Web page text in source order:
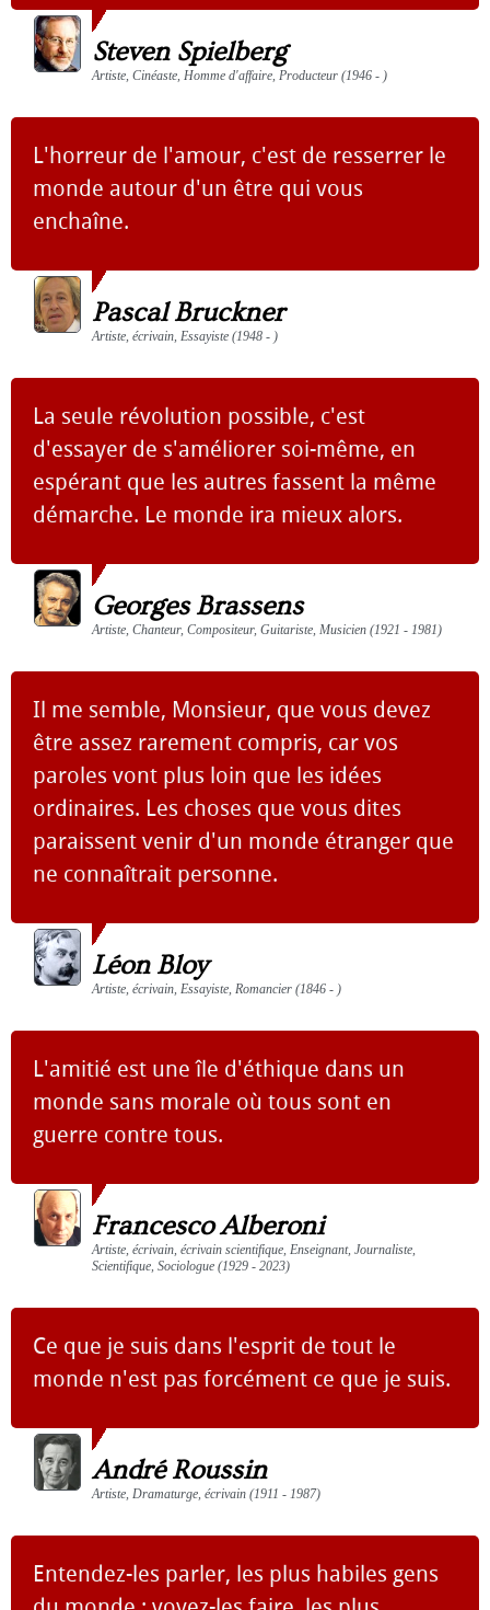
Steven Spielberg
Artiste, Cinéaste, Homme d'affaire, Producteur (1946 - )
L'horreur de l'amour, c'est de resserrer le
monde autour d'un être qui vous
enchaîne.
Pascal Bruckner
Artiste, écrivain, Essayiste (1948 - )
La seule révolution possible, c'est
d'essayer de s'améliorer soi-même, en
espérant que les autres fassent la même
démarche. Le monde ira mieux alors.
Georges Brassens
Artiste, Chanteur, Compositeur, Guitariste, Musicien (1921 - 1981)
Il me semble, Monsieur, que vous devez
être assez rarement compris, car vos
paroles vont plus loin que les idées
ordinaires. Les choses que vous dites
paraissent venir d'un monde étranger que
ne connaîtrait personne.
Léon Bloy
Artiste, écrivain, Essayiste, Romancier (1846 - )
L'amitié est une île d'éthique dans un
monde sans morale où tous sont en
guerre contre tous.
Francesco Alberoni
Artiste, écrivain, écrivain scientifique, Enseignant, Journaliste,
Scientifique, Sociologue (1929 - 2023)
Ce que je suis dans l'esprit de tout le
monde n'est pas forcément ce que je suis.
André Roussin
Artiste, Dramaturge, écrivain (1911 - 1987)
Entendez-les parler, les plus habiles gens